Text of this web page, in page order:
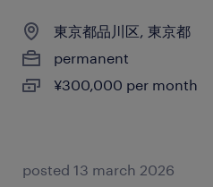
東京都品川区, 東京都
permanent
¥300,000 per month
posted 13 march 2026